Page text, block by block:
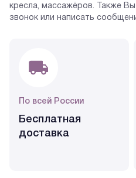
кресла, массажёров. Также
звонок или написать
По всей России
Бесплатная
доставка